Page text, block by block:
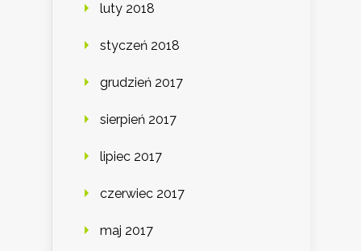
luty 2018
styczeń 2018
grudzień 2017
sierpień 2017
lipiec 2017
czerwiec 2017
maj 2017